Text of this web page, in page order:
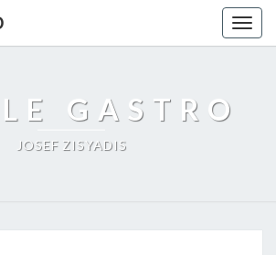
GASTRO
JOSEF ZISYADIS